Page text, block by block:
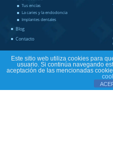
Tus encías
La caries y la endodoncia
Implantes dentales
Blog
Contacto
Este sitio web utiliza cookies para
usuario. Si continúa navegando
aceptación de las mencionadas